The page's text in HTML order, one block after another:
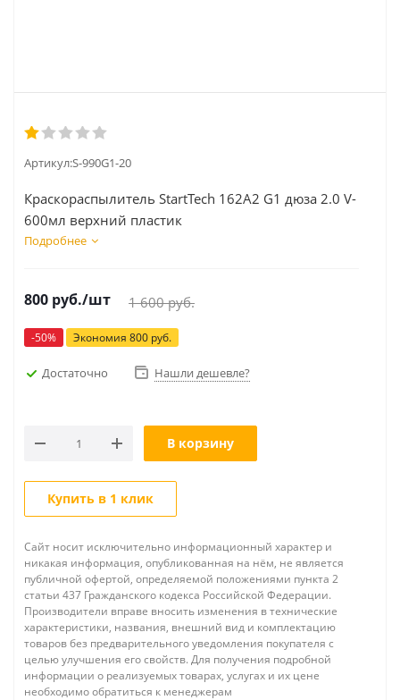
Артикул:S-990G1-20
Краскораспылитель StartTech 162А2 G1 дюза 2.0 V-
600мл верхний пластик
Подробнее
800 руб./шт 1 600руб.
-50% Экономия 800 руб.
Достаточно Нашли дешевле?
В корзину
Купить в 1 клик
Сайт носит исключительно информационный характер и
никакая информация, опубликованная на нём, не является
публичной офертой, определяемой положениями пункта 2
статьи 437 Гражданского кодекса Российской Федерации.
Производители вправе вносить изменения в технические
характеристики, названия, внешний вид и комплектацию
товаров без предварительного уведомления покупателя с
целью улучшения его свойств. Для получения подробной
информации о реализуемых товарах, услугах и их цене
необходимо обратиться к менеджерам